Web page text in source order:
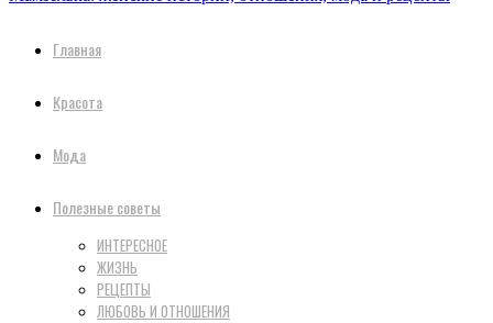
Главная
Красота
Мода
Полезные советы
ИНТЕРЕСНОЕ
ЖИЗНЬ
РЕЦЕПТЫ
ЛЮБОВЬ И ОТНОШЕНИЯ